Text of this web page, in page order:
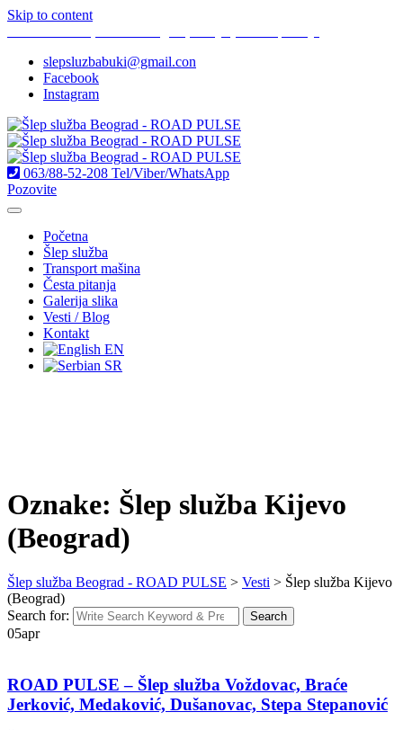
Skip to content
slepsluzbabuki@gmail.con
Facebook
Instagram
063/88-52-208 Tel/Viber/WhatsApp
Pozovite
Početna
Šlep služba
Transport mašina
Česta pitanja
Galerija slika
Vesti / Blog
Kontakt
EN
SR
Oznake: Šlep služba Kijevo
(Beograd)
Šlep služba Beograd - ROAD PULSE > Vesti > Šlep služba Kijevo
(Beograd)
Search for:
Search
05apr
ROAD PULSE – Šlep služba Voždovac, Braće
Jerković, Medaković, Dušanovac, Stepa Stepanović